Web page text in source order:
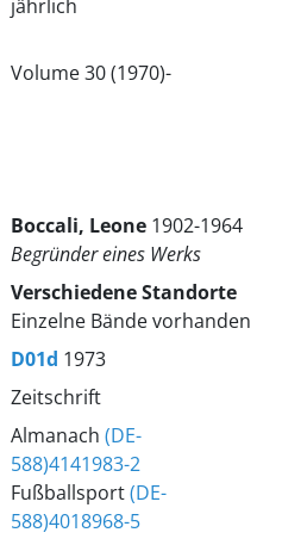
jährlich
Volume 30 (1970)-
Boccali, Leone 1902-1964
Begründer eines Werks
Verschiedene Standorte
Einzelne Bände vorhanden
D01d 1973
Zeitschrift
Almanach (DE-
588)4141983-2
Fußballsport(DE-
588)4018968-5